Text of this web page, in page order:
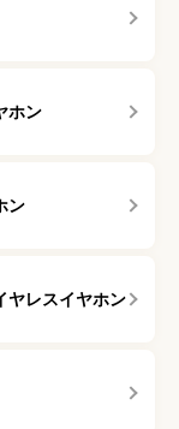
ホン
ン
ヤレスイヤホン